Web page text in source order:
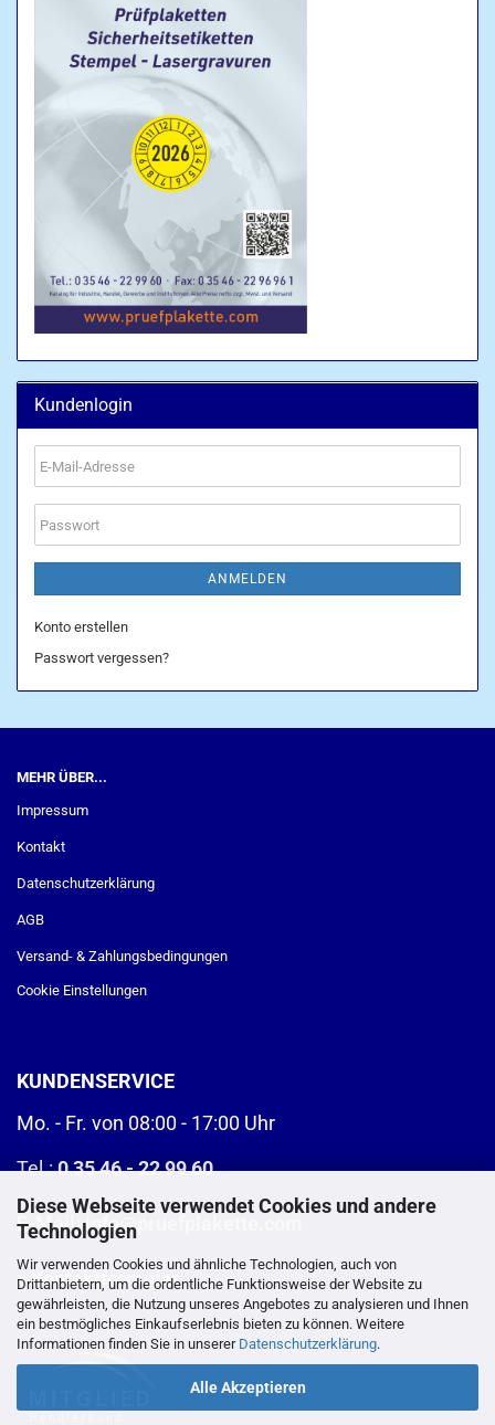
Diese Webseite verwendet Cookies und andere
Technologien
Wir verwenden Cookies und ähnliche Technologien, auch von
Drittanbietern, um die ordentliche Funktionsweise der Website zu
gewährleisten, die Nutzung unseres Angebotes zu analysieren und Ihnen
ein bestmögliches Einkaufserlebnis bieten zu können. Weitere
Informationen finden Sie in unserer Datenschutzerklärung.
Alle Akzeptieren
Kundenlogin
E-
Mail-
Adresse
Passwort
ANMELDEN
Konto erstellen
Passwort vergessen?
MEHR ÜBER...
Impressum
Kontakt
Datenschutzerklärung
AGB
Versand- & Zahlungsbedingungen
Cookie Einstellungen
KUNDENSERVICE
Mo. - Fr. von 08:00 - 17:00 Uhr
Tel.:0 35 46 - 22 99 60
E-Mail:info@pruefplakette.com
>Kontaktformular